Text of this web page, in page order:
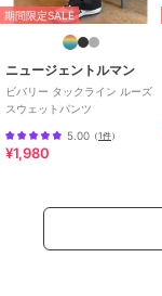
特徴
期間限定SALE
ニュージェントルマン
ビバリー タックライン ルーズ
スウェットパンツ
5.00 （1件）
¥1,980